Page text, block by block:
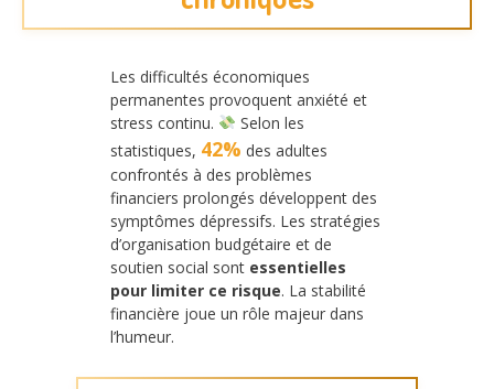
Les difficultés économiques
permanentes provoquent anxiété et
stress continu.
Selon les
statistiques, 42% des adultes
confrontés à des problèmes
financiers prolongés développent des
symptômes dépressifs. Les stratégies
d’organisation budgétaire et de
soutien social sont essentielles
pour limiter ce risque. La stabilité
financière joue un rôle majeur dans
l’humeur.